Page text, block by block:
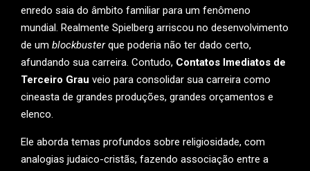
enredo saia do âmbito familiar para um fenômeno
mundial. Realmente Spielberg arriscou no desenvolvimento
de um blockbusterque poderia não ter dado certo,
afundando sua carreira. Contudo, Contatos Imediatos de
Terceiro Grau veio para consolidar sua carreira como
cineasta de grandes produções, grandes orçamentos e
elenco.
Ele aborda temas profundos sobre religiosidade, com
analogias judaico-cristãs, fazendo associação entre a